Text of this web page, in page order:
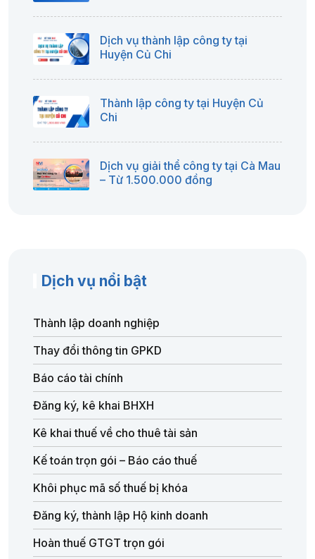
Dịch vụ thành lập công ty tại
Huyện Củ Chi
Thành lập công ty tại Huyện Củ
Chi
Dịch vụ giải thể công ty tại Cà Mau
– Từ 1.500.000 đồng
Dịch vụ nổi bật
Thành lập doanh nghiệp
Thay đổi thông tin GPKD
Báo cáo tài chính
Đăng ký, kê khai BHXH
Kê khai thuế về cho thuê tài sản
Kế toán trọn gói – Báo cáo thuế
Khôi phục mã số thuế bị khóa
Đăng ký, thành lập Hộ kinh doanh
Hoàn thuế GTGT trọn gói